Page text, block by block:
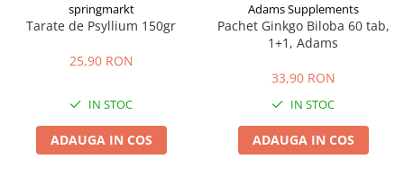
springmarkt
Tarate de Psyllium 150gr
25,90 RON
IN STOC
ADAUGA IN COS
Adams Supplements
Pachet Ginkgo Biloba 60 tab,
1+1, Adams
33,90 RON
IN STOC
ADAUGA IN COS